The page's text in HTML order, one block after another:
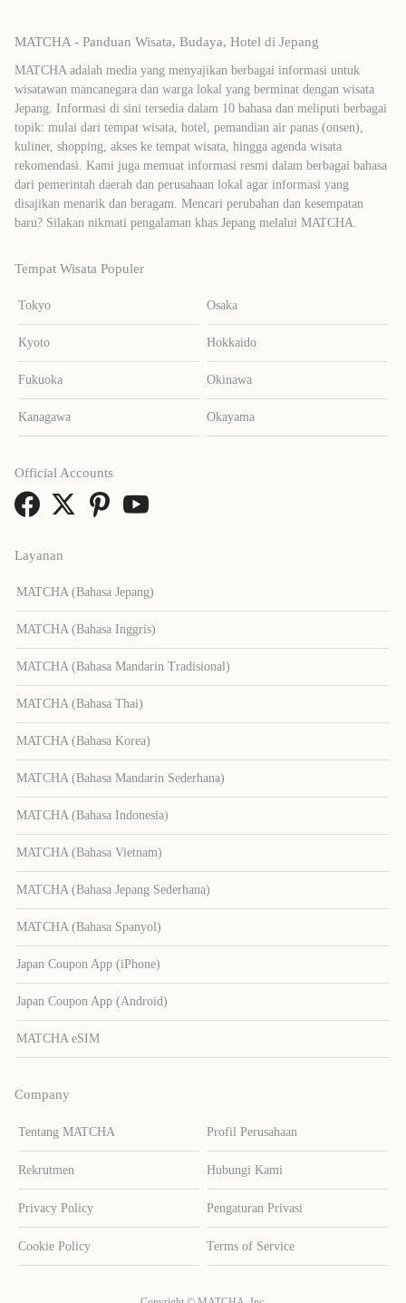
MATCHA - Panduan Wisata, Budaya, Hotel di Jepang
MATCHA adalah media yang menyajikan berbagai informasi untuk
wisatawan mancanegara dan warga lokal yang berminat dengan wisata
Jepang. Informasi di sini tersedia dalam 10 bahasa dan meliputi berbagai
topik: mulai dari tempat wisata, hotel, pemandian air panas (onsen),
kuliner, shopping, akses ke tempat wisata, hingga agenda wisata
rekomendasi. Kami juga memuat informasi resmi dalam berbagai bahasa
dari pemerintah daerah dan perusahaan lokal agar informasi yang
disajikan menarik dan beragam. Mencari perubahan dan kesempatan
baru? Silakan nikmati pengalaman khas Jepang melalui MATCHA.
Tempat Wisata Populer
Tokyo Osaka
Kyoto Hokkaido
Fukuoka Okinawa
Kanagawa Okayama
Layanan
MATCHA (Bahasa Jepang)
MATCHA (Bahasa Inggris)
MATCHA (Bahasa Mandarin Tradisional)
MATCHA (Bahasa Thai)
MATCHA (Bahasa Korea)
MATCHA (Bahasa Mandarin Sederhana)
MATCHA (Bahasa Indonesia)
MATCHA (Bahasa Vietnam)
MATCHA (Bahasa Jepang Sederhana)
MATCHA (Bahasa Spanyol)
Japan Coupon App (iPhone)
Japan Coupon App (Android)
MATCHA eSIM
Company
Tentang MATCHA Profil Perusahaan
Rekrutmen Hubungi Kami
Privacy Policy Pengaturan Privasi
Cookie Policy Terms of Service
Official Accounts